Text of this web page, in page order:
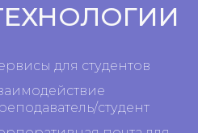
для студентов
студент